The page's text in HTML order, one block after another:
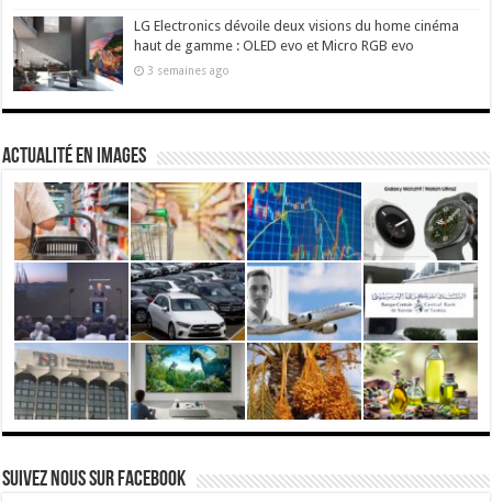
LG Electronics dévoile deux visions du home cinéma
haut de gamme : OLED evo et Micro RGB evo
3 semaines ago
actualité en images
Suivez nous Sur Facebook